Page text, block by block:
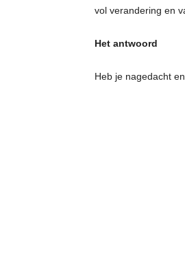
vol verandering en
Het antwoord
Heb je nagedacht